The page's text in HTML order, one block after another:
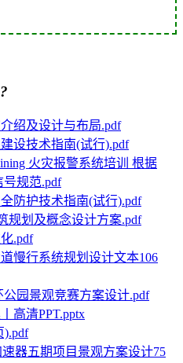
绍及设计与布局.pdf
设技术指南(试行).pdf
火灾报警系统培训 根据
号规范.pdf
防护技术指南(试行).pdf
规划及概念设计方案.pdf
.pdf
慢行系统规划设计文本106
园景观竞赛方案设计.pdf
高清PPT.pptx
).pdf
器五期项目景观方案设计75